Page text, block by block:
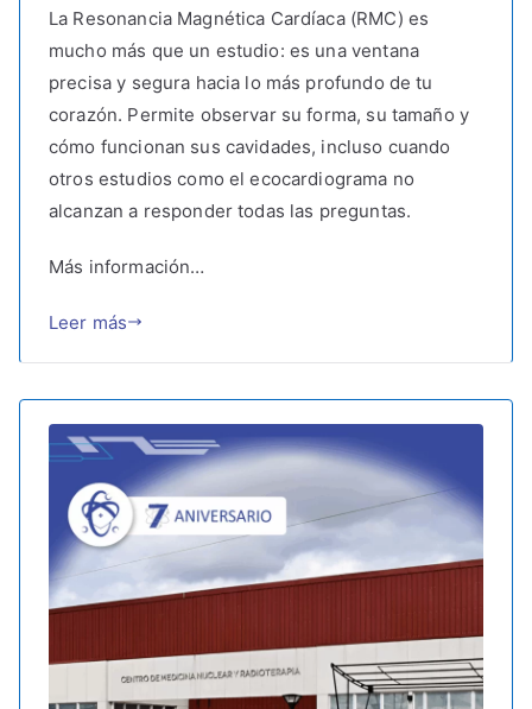
La Resonancia Magnética Cardíaca (RMC) es
mucho más que un estudio: es una ventana
precisa y segura hacia lo más profundo de tu
corazón. Permite observar su forma, su tamaño y
cómo funcionan sus cavidades, incluso cuando
otros estudios como el ecocardiograma no
alcanzan a responder todas las preguntas.
Más información…
Leer más